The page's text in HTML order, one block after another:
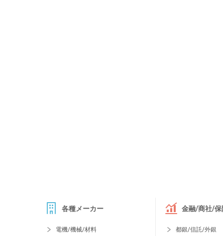
各種メーカー
電機/機械/材料
金融/商社/保
都銀/信託/外銀